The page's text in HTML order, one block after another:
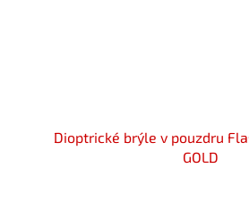
Dioptrické brýle v pouzdru
GOLD